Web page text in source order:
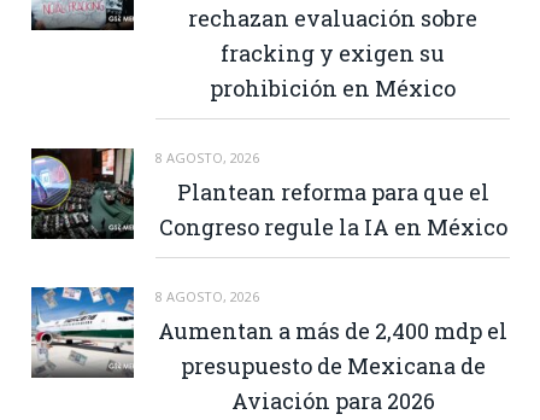
rechazan evaluación sobre
fracking y exigen su
prohibición en México
8 AGOSTO, 2026
Plantean reforma para que el
Congreso regule la IA en México
8 AGOSTO, 2026
Aumentan a más de 2,400 mdp el
presupuesto de Mexicana de
Aviación para 2026